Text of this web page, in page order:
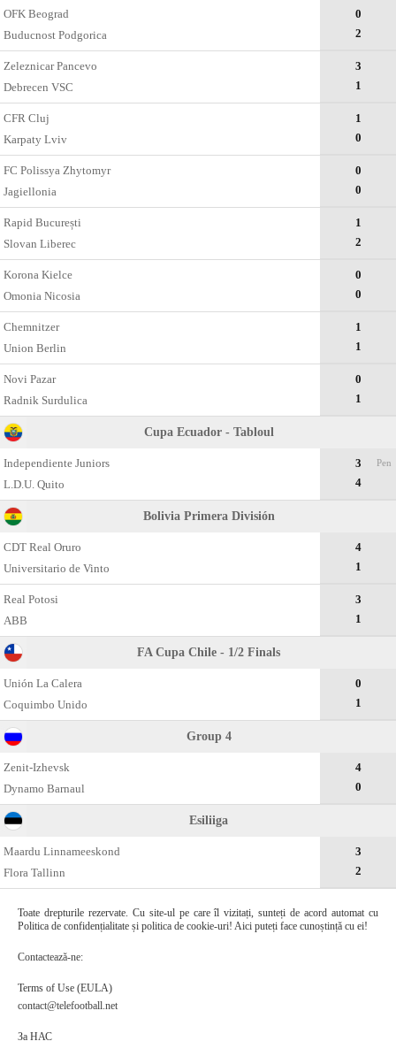
OFK Beograd
Buducnost Podgorica
0
2
Zeleznicar Pancevo
Debrecen VSC
3
1
CFR Cluj
Karpaty Lviv
1
0
FC Polissya Zhytomyr
Jagiellonia
0
0
Rapid București
Slovan Liberec
1
2
Korona Kielce
Omonia Nicosia
0
0
Chemnitzer
Union Berlin
1
1
Novi Pazar
Radnik Surdulica
0
1
Cupa Ecuador - Tabloul
Independiente Juniors
L.D.U. Quito
3
4
Pen
Bolivia Primera División
CDT Real Oruro
Universitario de Vinto
4
1
Real Potosi
ABB
3
1
FA Cupa Chile - 1/2 Finals
Unión La Calera
Coquimbo Unido
0
1
Group 4
Zenit-Izhevsk
Dynamo Barnaul
4
0
Esiliiga
Maardu Linnameeskond
Flora Tallinn
3
2
Toate drepturile rezervate. Cu site-ul pe care îl vizitați, sunteți de acord automat cu
Politica de confidențialitate și politica de cookie-uri! Aici puteți face cunoștință cu ei!
Contactează-ne:
Terms of Use (EULA)
contact@telefootball.net
За НАС